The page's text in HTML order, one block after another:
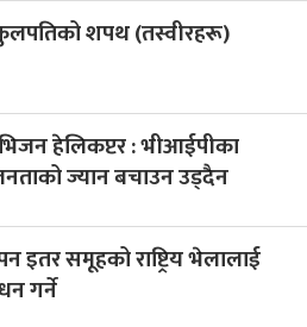
कुलपतिको शपथ (तस्वीरहरू)
हेलिकप्टर : भीआईपीका
ज्यान बचाउन उड्दैन
इतर समूहको राष्ट्रिय भेलालाई
गर्ने